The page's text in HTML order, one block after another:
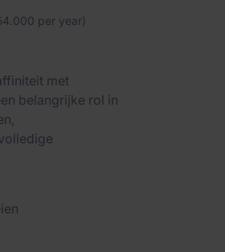
per year)
met
belangrijke rol in